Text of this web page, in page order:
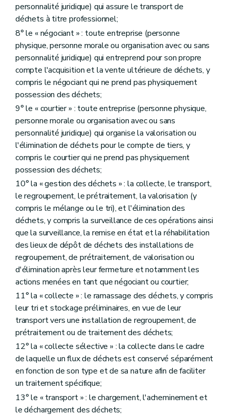
Sous-section 1 Dispositions communes à tous les déchets soumis à l'obligation de financement de la gestion des déchets et de certaines mesures de prévention des déchets
Art. 132
Art. 133
Art. 134
Sous-section 2 Dispositions particulières au financement de la gestion des déchets ménagers et des mesures de prévention et de gestion en matière de déchets prises en charge par les entreprises d'économie sociale agréées en vertu de l'article 103
Art. 135
Section 3 Obligation d'information et de sensibilisation
Art. 136
Section 4 Obligation de rapportage
Art. 137
Art. 138
Art. 139
Section 5 Obligation de réalisation d'un plan stratégique et de plans annuels d'exécution y relatifs
Sous-section 1 Plan stratégique
Art. 140
Art. 141
Sous-section 2
Exécution et suivi administratif du plan stratégique
Art. 142
Art. 143
Chapitre 3
Obligations activables par le Gouvernement
Section 1
Obligation de reprise
Sous-section 1 Dispositions particulières aux déchets ménagers
Art. 144
Art. 145
Art. 146
Art. 147
Art. 148
Art. 149
Sous-section 2 Dispositions particulières aux déchets assimilés et aux déchets d'origine industrielle
Art. 150
Section 2 Obligation de prévention en matière de déchets
Art. 151
Art. 152
Art. 153
Obligation d'atteindre des objectifs chiffrés de collecte ou de valorisation, notamment de recyclage, ou de tendre vers des valeurs cibles de préparation en vue du réemploi ou de réemploi
Art. 154
Section 4 Obligation de financement de la propreté publique
Art. 155
Art. 156
Art. 157
Chapitre 4 Dispositions particulières applicables aux organismes en matière de responsabilité élargie des producteurs de produits
Section 1 Dispositions introductives
personnalité juridique) qui assure le transport de
déchets à titre professionnel;
8° le « négociant » : toute entreprise (personne
physique, personne morale ou organisation avec ou sans
personnalité juridique) qui entreprend pour son propre
compte l'acquisition et la vente ultérieure de déchets, y
compris le négociant qui ne prend pas physiquement
possession des déchets;
9° le « courtier » : toute entreprise (personne physique,
personne morale ou organisation avec ou sans
personnalité juridique) qui organise la valorisation ou
l'élimination de déchets pour le compte de tiers, y
compris le courtier qui ne prend pas physiquement
possession des déchets;
10° la « gestion des déchets » : la collecte, le transport,
le regroupement, le prétraitement, la valorisation (y
compris le mélange ou le tri), et l'élimination des
déchets, y compris la surveillance de ces opérations ainsi
que la surveillance, la remise en état et la réhabilitation
des lieux de dépôt de déchets des installations de
regroupement, de prétraitement, de valorisation ou
d'élimination après leur fermeture et notamment les
actions menées en tant que négociant ou courtier;
11° la « collecte » : le ramassage des déchets, y compris
leur tri et stockage préliminaires, en vue de leur
transport vers une installation de regroupement, de
prétraitement ou de traitement des déchets;
12° la « collecte sélective » : la collecte dans le cadre
de laquelle un flux de déchets est conservé séparément
en fonction de son type et de sa nature afin de faciliter
un traitement spécifique;
13° le « transport » : le chargement, l'acheminement et
le déchargement des déchets;